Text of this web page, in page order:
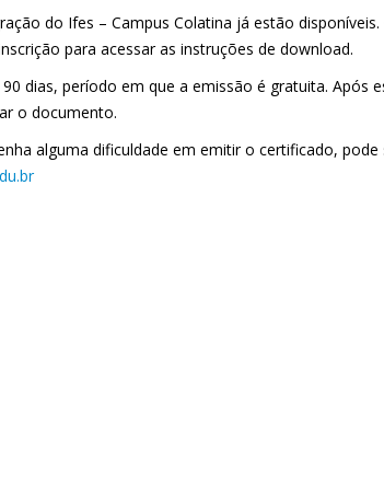
do Ifes – Campus Colatina já estão disponíveis.
para acessar as instruções de download.
dias, período em que a emissão é gratuita. Após
o documento.
alguma dificuldade em emitir o certificado, pode